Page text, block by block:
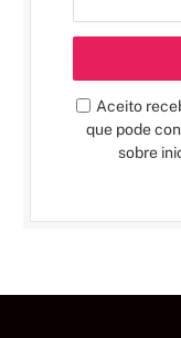
Aceito
que pode
sobre